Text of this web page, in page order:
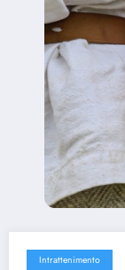
Intrattenimento